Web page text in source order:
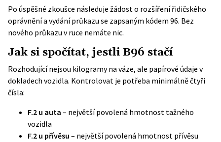
Po úspěšné zkoušce následuje žádost o rozšíření řidičského
oprávnění a vydání průkazu se zapsaným kódem 96. Bez
nového průkazu v ruce nemáte nic.
Jak si spočítat, jestli B96 stačí
Rozhodující nejsou kilogramy na váze, ale papírové údaje v
dokladech vozidla. Kontrolovat je potřeba minimálně čtyři
čísla:
F.2 u auta – největší povolená hmotnost tažného
vozidla
F.2 u přívěsu – největší povolená hmotnost přívěsu